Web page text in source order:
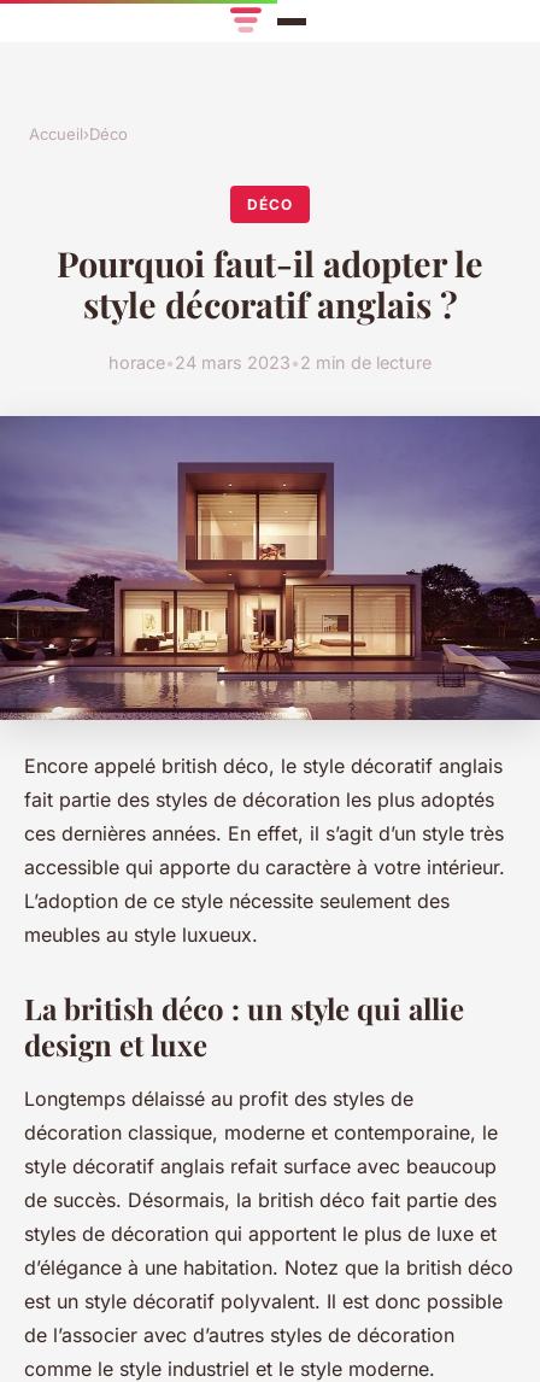
Accueil›Déco
DÉCO
Pourquoi faut-il adopter le
style décoratif anglais ?
horace•24 mars 2023•2 min de lecture
Encore appelé british déco, le style décoratif anglais
fait partie des styles de décoration les plus adoptés
ces dernières années. En effet, il s’agit d’un style très
accessible qui apporte du caractère à votre intérieur.
L’adoption de ce style nécessite seulement des
meubles au style luxueux.
La british déco : un style qui allie
design et luxe
Longtemps délaissé au profit des styles de
décoration classique, moderne et contemporaine, le
style décoratif anglais refait surface avec beaucoup
de succès. Désormais, la british déco fait partie des
styles de décoration qui apportent le plus de luxe et
d’élégance à une habitation. Notez que la british déco
est un style décoratif polyvalent. Il est donc possible
de l’associer avec d’autres styles de décoration
comme le style industriel et le style moderne.